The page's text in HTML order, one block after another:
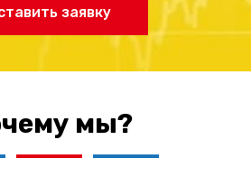
заявку
мы?